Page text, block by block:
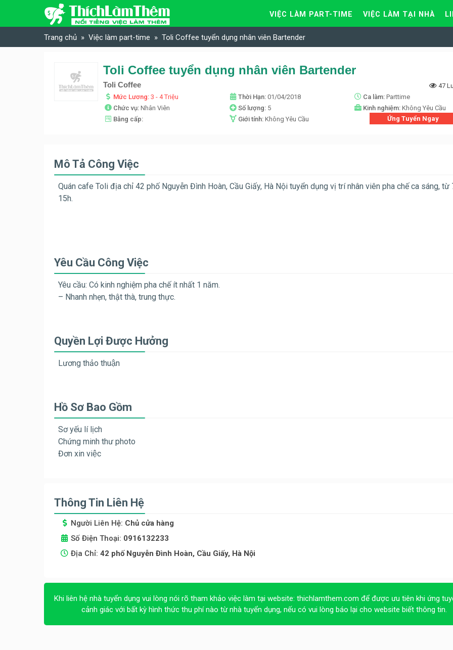
Skip to content
VIỆC LÀM PART-TIME VIỆC LÀM TẠI NHÀ
Trang chủ Việc làm part-time Toli Coffee tuyển dụng nhân viên Bartender
Toli Coffee tuyển dụng nhân viên Bartender
Toli Coffee
47
Mức Lương: 3 - 4 Triệu Thời Hạn: 01/04/2018 Ca làm: Parttime
Chức vụ: Nhân Viên Số lượng: 5 Kinh nghiệm: Không Yêu Cầu
Bằng cấp:
Giới tính: Không Yêu Cầu Ứng Tuyển Ngay
Mô Tả Công Việc
Quán cafe Toli địa chỉ 42 phố Nguyễn Đình Hoàn, Cầu Giấy, Hà Nội tuyển dụng vị trí nhân viên pha chế ca sáng, từ
15h.
Yêu Cầu Công Việc
Yêu cầu: Có kinh nghiệm pha chế ít nhất 1 năm.
– Nhanh nhẹn, thật thà, trung thực.
Quyền Lợi Được Hưởng
Lương thảo thuận
Hồ Sơ Bao Gồm
Sơ yếu lí lịch
Chứng minh thư photo
Đơn xin việc
Thông Tin Liên Hệ
Người Liên Hệ: Chủ cửa hàng
Số Điện Thoại: 0916132233
Địa Chỉ: 42 phố Nguyễn Đình Hoàn, Cầu Giấy, Hà Nội
Khi liên hệ nhà tuyển dụng vui lòng nói rõ tham khảo việc làm tại website: thichlamthem.com để được ưu tiên khi ứng
cảnh giác với bất kỳ hình thức thu phí nào từ nhà tuyển dụng, nếu có vui lòng báo lại cho website biết thông tin.